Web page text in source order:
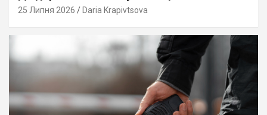
25 Липня 2026 Daria Krapivtsova